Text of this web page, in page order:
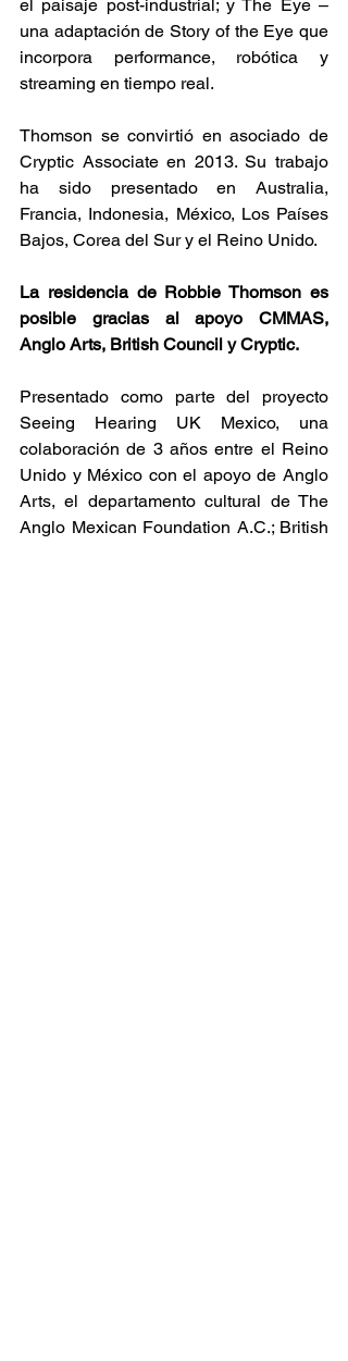
el paisaje post-industrial; y The Eye –
una adaptación de Story of the Eye que
incorpora performance, robótica y
streaming en tiempo real.
Thomson se convirtió en asociado de
Cryptic Associate en 2013. Su trabajo
ha sido presentado en Australia,
Francia, Indonesia, México, Los Países
Bajos, Corea del Sur y el Reino Unido.
La residencia de Robbie Thomson es
posible gracias al apoyo CMMAS,
Anglo Arts, British Council y Cryptic.
Presentado como parte del proyecto
Seeing Hearing UK Mexico, una
colaboración de 3 años entre el Reino
Unido y México con el apoyo de Anglo
Arts, el departamento cultural de The
Anglo Mexican Foundation A.C.; British